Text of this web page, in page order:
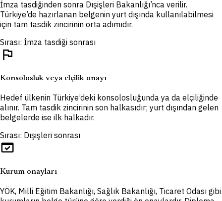
İmza tasdiğinden sonra Dışişleri Bakanlığı’nca verilir.
Türkiye’de hazırlanan belgenin yurt dışında kullanılabilmesi
için tam tasdik zincirinin orta adımıdır.
Sırası: İmza tasdiği sonrası
flag
Konsolosluk veya elçilik onayı
Hedef ülkenin Türkiye’deki konsolosluğunda ya da elçiliğinde
alınır. Tam tasdik zincirinin son halkasıdır; yurt dışından gelen
belgelerde ise ilk halkadır.
Sırası: Dışişleri sonrası
domain_verification
Kurum onayları
YÖK, Milli Eğitim Bakanlığı, Sağlık Bakanlığı, Ticaret Odası gibi